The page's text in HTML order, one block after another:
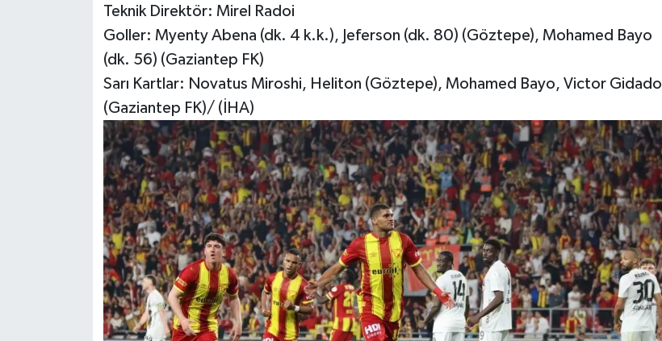
Teknik Direktör: Mirel Radoi
Goller: Myenty Abena (dk. 4 k.k.), Jeferson (dk. 80) (Göztepe), Mohamed Bayo
(dk. 56) (Gaziantep FK)
Sarı Kartlar: Novatus Miroshi, Heliton (Göztepe), Mohamed Bayo, Victor Gidado
(Gaziantep FK)/ (İHA)